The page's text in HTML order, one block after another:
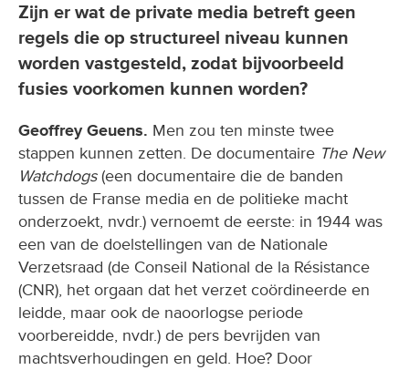
Zijn er wat de private media betreft geen
regels die op structureel niveau kunnen
worden vastgesteld, zodat bijvoorbeeld
fusies voorkomen kunnen worden?
Geoffrey Geuens. Men zou ten minste twee
stappen kunnen zetten. De documentaire The New
Watchdogs(een documentaire die de banden
tussen de Franse media en de politieke macht
onderzoekt, nvdr.) vernoemt de eerste: in 1944 was
een van de doelstellingen van de Nationale
Verzetsraad (de Conseil National de la Résistance
(CNR), het orgaan dat het verzet coördineerde en
leidde, maar ook de naoorlogse periode
voorbereidde, nvdr.) de pers bevrijden van
machtsverhoudingen en geld. Hoe? Door